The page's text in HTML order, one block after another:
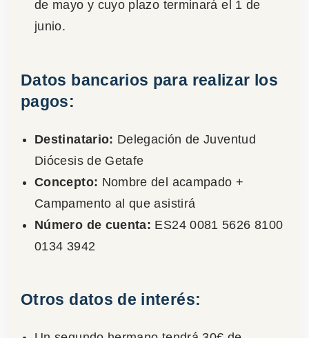
de mayo y cuyo plazo terminará el 1 de
junio.
Datos bancarios para realizar los
pagos:
Destinatario: Delegación de Juventud
Diócesis de Getafe
Concepto: Nombre del acampado +
Campamento al que asistirá
Número de cuenta: ES24 0081 5626 8100
0134 3942
Otros datos de interés: